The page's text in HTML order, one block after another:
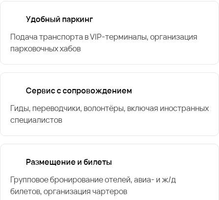
Удобный паркинг
Подача транспорта в VIP-терминалы, организация
парковочных хабов
Сервис с сопровождением
Гиды, переводчики, волонтёры, включая иностранных
специалистов
Размещение и билеты
Групповое бронирование отелей, авиа- и ж/д
билетов, организация чартеров